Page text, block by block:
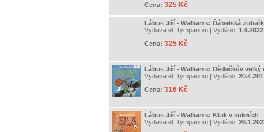
Cena: 325 Kč
Lábus Jiří - Walliams: Ďábelská
Vydavatel: Tympanum | Vydáno: 1.6.2022
Cena: 325 Kč
Lábus Jiří - Walliams: Dědečkův velký
Vydavatel: Tympanum | Vydáno:
Cena: 316 Kč
Lábus Jiří - Walliams: Kluk v sukních
Vydavatel: Tympanum | Vydáno: